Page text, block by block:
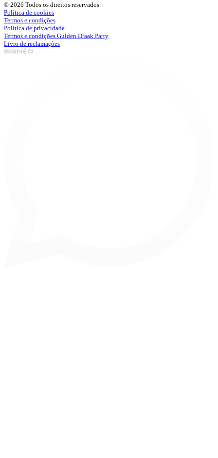
© 2026 Todos os direitos reservados
Política de cookies
Termos e condições
Política de privacidade
Termos e condições Gulden Draak Party
Livro de reclamações